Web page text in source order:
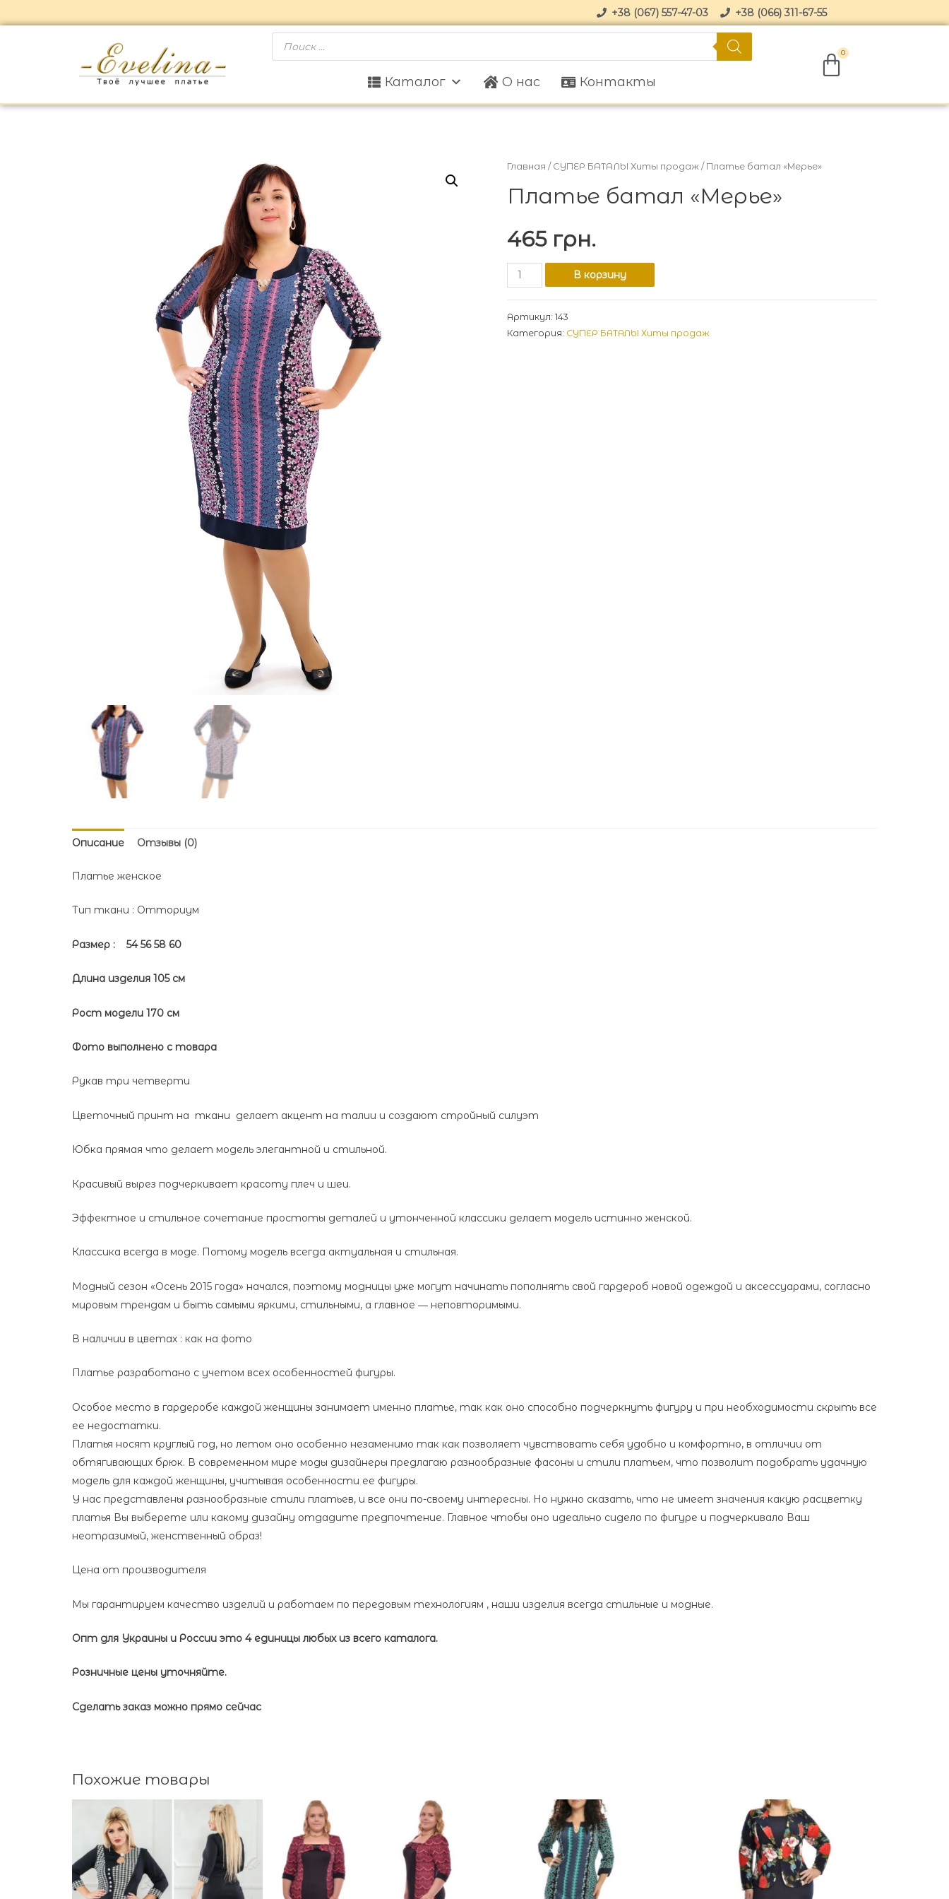
+38 (067) 557-47-03 +38 (066) 311-67-55
Каталог О нас Контакты
Главная / СУПЕР БАТАЛЫ Хиты продаж/ Платье батал «Мерье»
Платье батал «Мерье»
465 грн.
В корзину
Артикул: 143
Категория: СУПЕР БАТАЛЫ Хиты продаж
Описание Отзывы (0)
Платье женское
Тип ткани : Отториум
Размер : 54 56 58 60
Длина изделия 105 см
Рост модели 170 см
Фото выполнено с товара
Рукав три четверти
Цветочный принт на ткани делает акцент на талии и создают стройный силуэт
Юбка прямая что делает модель элегантной и стильной.
Красивый вырез подчеркивает красоту плеч и шеи.
Эффектное и стильное сочетание простоты деталей и утонченной классики делает модель истинно женской.
Классика всегда в моде. Потому модель всегда актуальная и стильная.
Модный сезон «Осень 2015 года» начался, поэтому модницы уже могут начинать пополнять свой гардероб новой одеждой и аксессуарами, согласно
мировым трендам и быть самыми яркими, стильными, а главное ― неповторимыми.
В наличии в цветах : как на фото
Платье разработано с учетом всех особенностей фигуры.
Особое место в гардеробе каждой женщины занимает именно платье, так как оно способно подчеркнуть фигуру и при необходимости скрыть все
ее недостатки.
Платья носят круглый год, но летом оно особенно незаменимо так как позволяет чувствовать себя удобно и комфортно, в отличии от
обтягивающих брюк. В современном мире моды дизайнеры предлагаю разнообразные фасоны и стили платьем, что позволит подобрать удачную
модель для каждой женщины, учитывая особенности ее фигуры.
У нас представлены разнообразные стили платьев, и все они по-своему интересны. Но нужно сказать, что не имеет значения какую расцветку
платья Вы выберете или какому дизайну отдадите предпочтение. Главное чтобы оно идеально сидело по фигуре и подчеркивало Ваш
неотразимый, женственный образ!
Цена от производителя
Мы гарантируем качество изделий и работаем по передовым технологиям , наши изделия всегда стильные и модные.
Опт для Украины и России это 4 единицы любых из всего каталога.
Розничные цены уточняйте.
Сделать заказ можно прямо сейчас
Похожие товары